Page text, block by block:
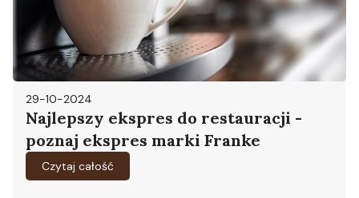
29-10-2024
Najlepszy ekspres do restauracji -
poznaj ekspres marki Franke
Czytaj całość